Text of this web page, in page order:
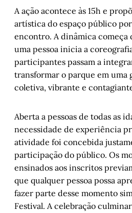
A ação acontece às 15h e
artística do espaço público
encontro. A dinâmica começa
uma pessoa inicia a
participantes passam a
transformar o parque em uma
coletiva, vibrante e
Aberta a pessoas de todas as
necessidade de experiência
atividade foi concebida
participação do público. Os
ensinados aos inscritos
que qualquer pessoa possa
fazer parte desse momento
Festival. A celebração